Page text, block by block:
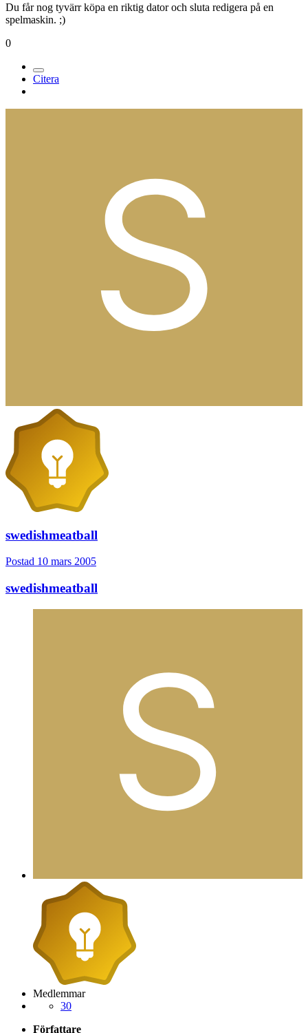
Du får nog tyvärr köpa en riktig dator och sluta redigera på en
spelmaskin. ;)
0
Citera
swedishmeatball
Postad 10 mars 2005
swedishmeatball
Medlemmar
30
Författare